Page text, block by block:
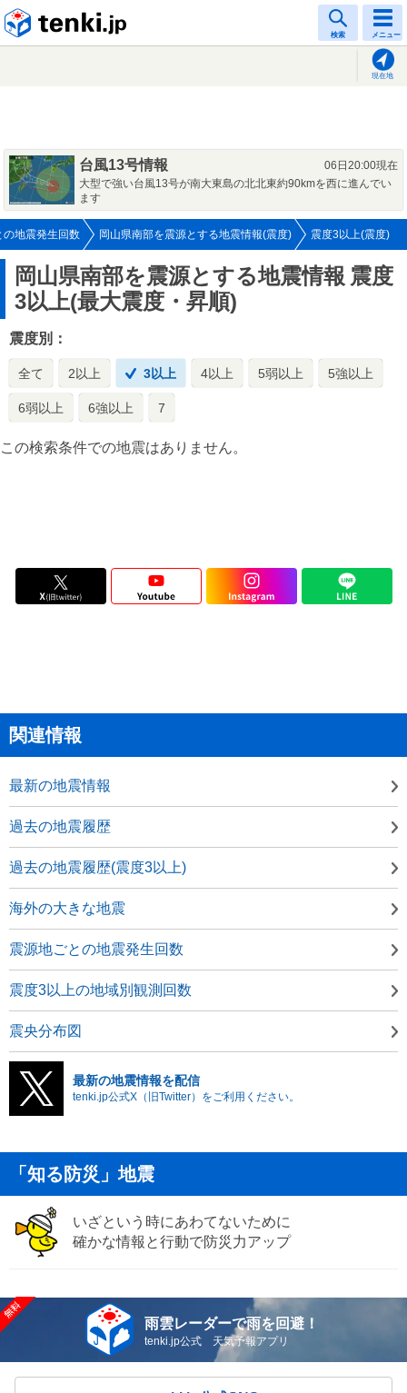
検索 メニュー
現在地
台風13号情報
06日20:00現在
大型で強い台風13号が南大東島の北北東約90kmを西に進んでい
ます
の地震発生回数 岡山県南部を震源とする地震情報(震度) 震度3以上(震度)
岡山県南部を震源とする地震情報 震度
3以上(最大震度・昇順)
震度別：
全て 2以上 3以上 4以上 5弱以上 5強以上
6弱以上 6強以上 7
この検索条件での地震はありません。
関連情報
最新の地震情報
過去の地震履歴
過去の地震履歴(震度3以上)
海外の大きな地震
震源地ごとの地震発生回数
震度3以上の地域別観測回数
震央分布図
最新の地震情報を配信
tenki.jp公式X（旧Twitter）をご利用ください。
「知る防災」地震
いざという時にあわてないために
確かな情報と行動で防災力アップ
雨雲レーダーで雨を回避！
tenki.jp公式 天気予報アプリ